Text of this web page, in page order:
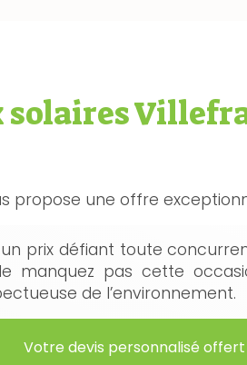
solaires
propose une offre
prix défiant toute
manquez pas cette
de l’environnement.
Votre devis personnalisé offert